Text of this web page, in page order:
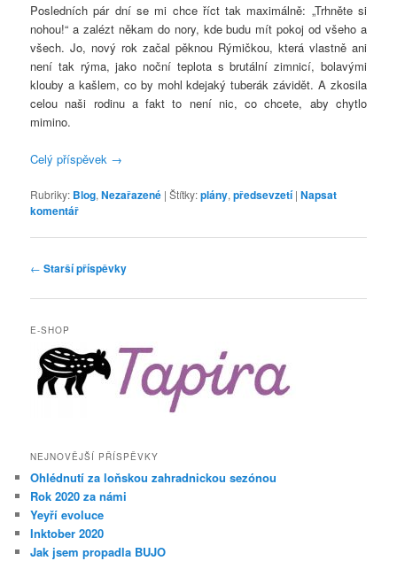
Posledních pár dní se mi chce říct tak maximálně: „Trhněte si
nohou!“ a zalézt někam do nory, kde budu mít pokoj od všeho a
všech. Jo, nový rok začal pěknou Rýmičkou, která vlastně ani
není tak rýma, jako noční teplota s brutální zimnicí, bolavými
klouby a kašlem, co by mohl kdejaký tuberák závidět. A zkosila
celou naši rodinu a fakt to není nic, co chcete, aby chytlo
mimino.
Celý příspěvek →
Rubriky: Blog,Nezařazené |Štítky:plány,předsevzetí |Napsat
komentář
Navigace
příspěvky
← Starší příspěvky
E-SHOP
NEJNOVĚJŠÍ PŘÍSPĚVKY
Ohlédnutí za loňskou zahradnickou sezónou
Rok 2020 za námi
Yeyří evoluce
Inktober 2020
Jak jsem propadla BUJO